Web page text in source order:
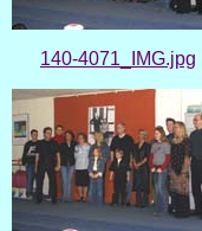
140-4071_IMG.jpg